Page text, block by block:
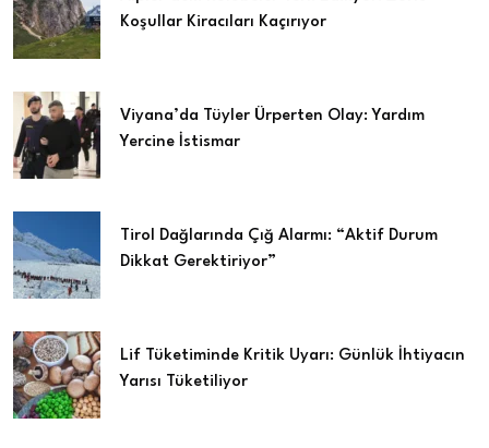
Koşullar Kiracıları Kaçırıyor
Viyana’da Tüyler Ürperten Olay: Yardım
Yercine İstismar
Tirol Dağlarında Çığ Alarmı: “Aktif Durum
Dikkat Gerektiriyor”
Lif Tüketiminde Kritik Uyarı: Günlük İhtiyacın
Yarısı Tüketiliyor